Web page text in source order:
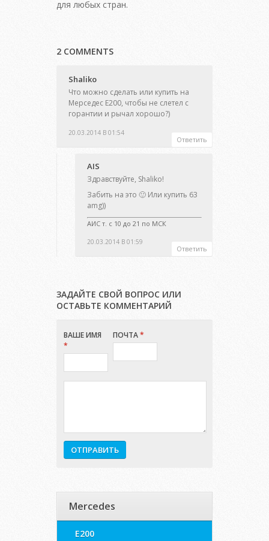
для любых стран.
2 COMMENTS
Shaliko
20.03.2014 В 01:54
Что можно сделать или купить на
Мерседес Е200, чтобы не слетел с
горантии и рычал хорошо?)
Ответить
AIS
20.03.2014 В 01:59
Здравствуйте, Shaliko!
Забить на это 🙂 Или купить 63
amg))
АИС т. с 10 до 21 по МСК
Ответить
ЗАДАЙТЕ СВОЙ ВОПРОС ИЛИ
ОСТАВЬТЕ КОММЕНТАРИЙ
ВАШЕ ИМЯ
*
ПОЧТА*
Mercedes
E200